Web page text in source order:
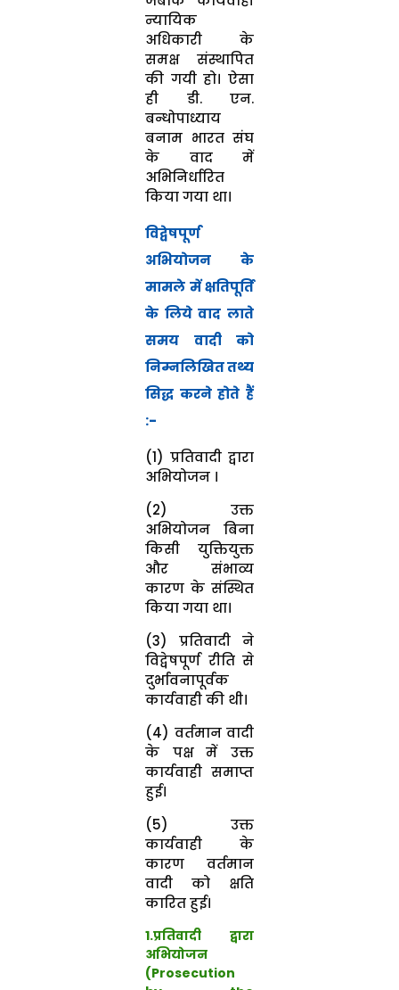
न्यायिक
अधिकारी के
समक्ष संस्थापित
की गयी हो। ऐसा
ही डी. एन.
बन्धोपाध्याय
बनाम भारत संघ
के वाद में
अभिनिर्धारित
किया गया था।
विद्वेषपूर्ण
अभियोजन के
मामले में क्षतिपूर्ति
के लिये वाद लाते
समय वादी को
निम्नलिखित तथ्य
सिद्ध करने होते हैं
:-
(1) प्रतिवादी द्वारा
अभियोजन ।
(2) उक्त
अभियोजन बिना
किसी युक्तियुक्त
और संभाव्य
कारण के संस्थित
किया गया था।
(3) प्रतिवादी ने
विद्वेषपूर्ण रीति से
दुर्भावनापूर्वक
कार्यवाही की थी।
(4) वर्तमान वादी
के पक्ष में उक्त
कार्यवाही समाप्त
हुई।
(5) उक्त
कार्यवाही के
कारण वर्तमान
वादी को क्षति
कारित हुई।
1.प्रतिवादी द्वारा
अभियोजन
(Prosecution